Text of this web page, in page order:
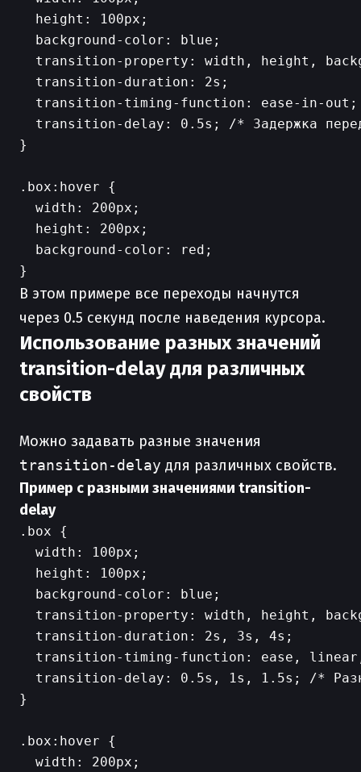
  height: 100px;
  background-color: blue;
transition-property: width, height,
  transition-duration: 2s;
  transition-timing-function: ease-in-out;
transition-delay: 0.5s; /* Задержка
}
.box:hover {
  width: 200px;
  height: 200px;
  background-color: red;
В этом примере все переходы начнутся
через 0.5 секунд после наведения курсора.
Использование разных значений
transition-delay для различных
свойств
Можно задавать разные значения
transition-delay для различных свойств.
Пример с разными значениями transition-
delay
.box {
  width: 100px;
  height: 100px;
  background-color: blue;
transition-property: width, height,
  transition-duration: 2s, 3s, 4s;
transition-timing-function: ease,
transition-delay: 0.5s, 1s, 1.5s; /*
}
.box:hover {
  width: 200px;